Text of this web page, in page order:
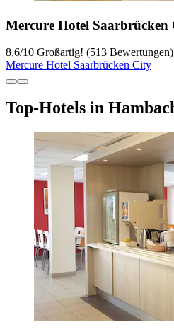
Mercure Hotel Saarbrücken
8,6/10 Großartig! (513 Bewertungen)
Mercure Hotel Saarbrücken City
Top-Hotels in